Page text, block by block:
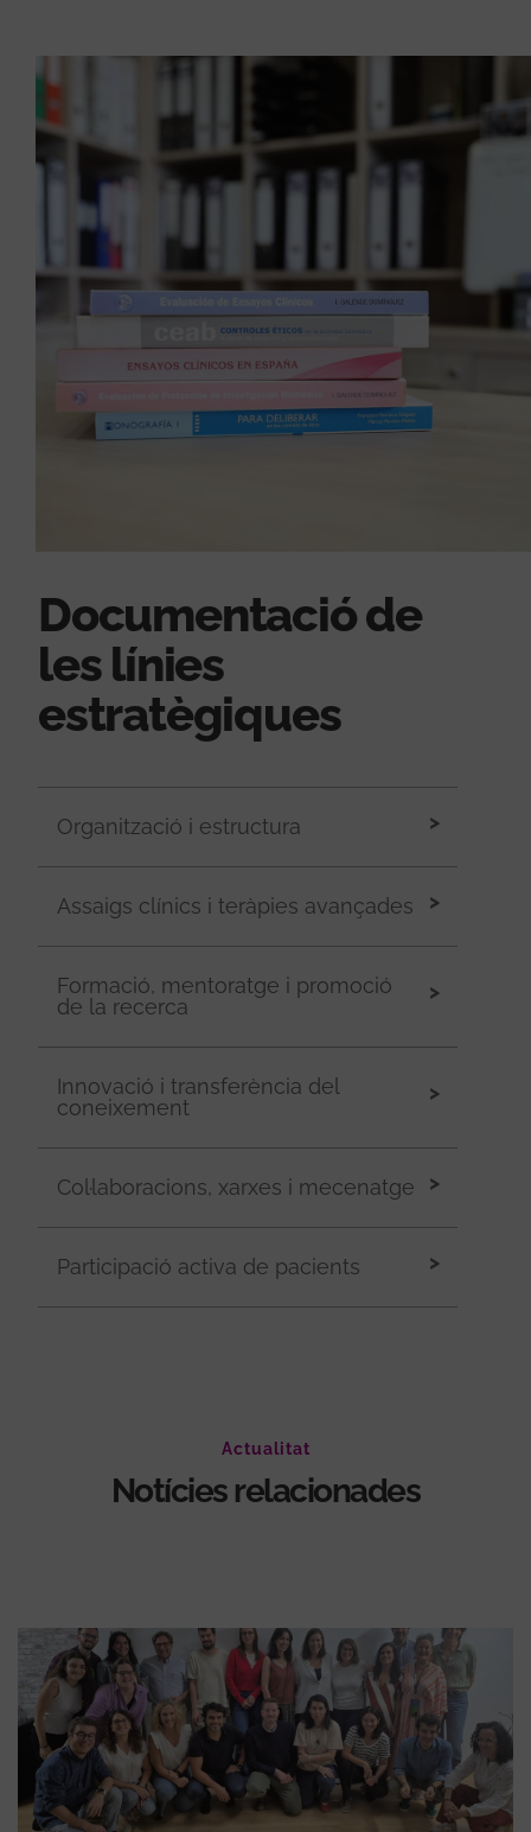
Documentació de
les línies
estratègiques
Organització i estructura
Assaigs clínics i teràpies avançades
Formació, mentoratge i promoció
de la recerca
Innovació i transferència del
coneixement
Col·laboracions, xarxes i mecenatge
Participació activa de pacients
Actualitat
Notícies relacionades